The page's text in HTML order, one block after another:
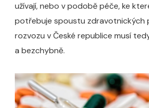
užívají, nebo v podobě péče, ke
potřebuje spoustu zdravotnických
rozvozu v České republice musí
a bezchybně.